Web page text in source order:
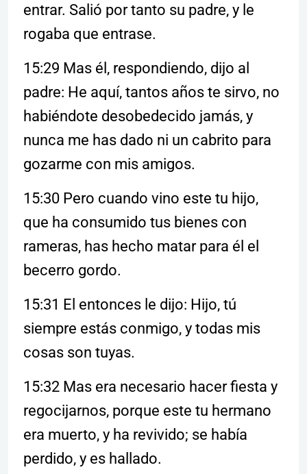
entrar. Salió por tanto su padre, y le
rogaba que entrase.
15:29 Mas él, respondiendo, dijo al
padre: He aquí, tantos años te sirvo, no
habiéndote desobedecido jamás, y
nunca me has dado ni un cabrito para
gozarme con mis amigos.
15:30 Pero cuando vino este tu hijo,
que ha consumido tus bienes con
rameras, has hecho matar para él el
becerro gordo.
15:31 El entonces le dijo: Hijo, tú
siempre estás conmigo, y todas mis
cosas son tuyas.
15:32 Mas era necesario hacer fiesta y
regocijarnos, porque este tu hermano
era muerto, y ha revivido; se había
perdido, y es hallado.